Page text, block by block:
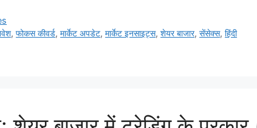
,फोकस कीवर्ड,मार्केट अपडेट,मार्केट इनसाइट्स,शेयर बाजार,सेंसेक्स,हिंदी